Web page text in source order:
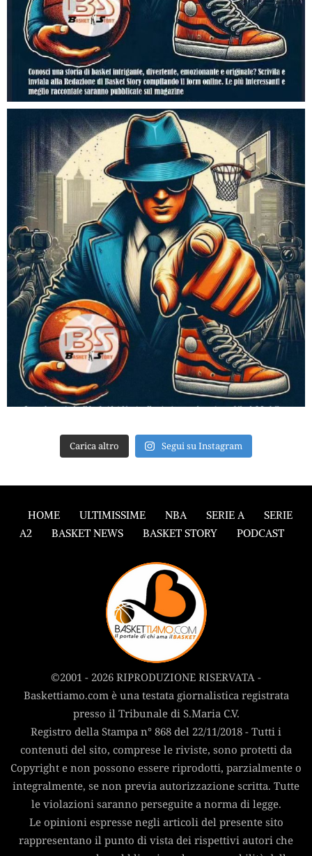
Carica altro Segui su Instagram
HOME ULTIMISSIME NBA SERIE A
SERIE
A2
BASKET NEWS BASKET STORY PODCAST
©2001 - 2026 RIPRODUZIONE RISERVATA -
Baskettiamo.com è una testata giornalistica registrata
presso il Tribunale di S.Maria C.V.
Registro della Stampa n° 868 del 22/11/2018 - Tutti i
contenuti del sito, comprese le riviste, sono protetti da
Copyright e non possono essere riprodotti, parzialmente o
integralmente, se non previa autorizzazione scritta. Tutte
le violazioni saranno perseguite a norma di legge.
Le opinioni espresse negli articoli del presente sito
rappresentano il punto di vista dei rispettivi autori che